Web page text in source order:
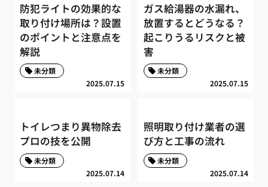
防犯ライトの効果的な
取り付け場所は？設置
のポイントと注意点を
解説
2025.07.15
未分類
ガス給湯器の水漏れ、
放置するとどうなる？
起こりうるリスクと被
害
2025.07.15
未分類
トイレつまり異物除去
プロの技を公開
2025.07.14
未分類
照明取り付け業者の選
び方と工事の流れ
2025.07.14
未分類